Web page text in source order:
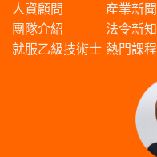
人資顧問
團隊介紹
就服乙級技術士
產業新聞
法令新知
熱門課程